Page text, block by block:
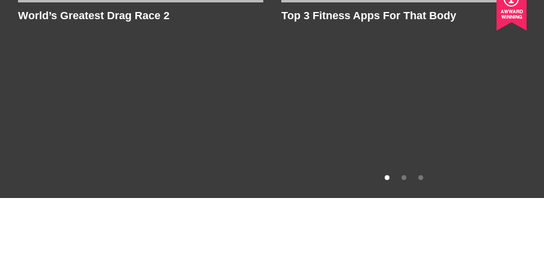
World’s Greatest Drag Race 2 Top 3 Fitness Apps For That Body